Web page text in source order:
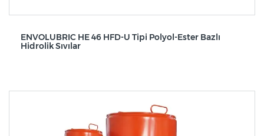
ENVOLUBRIC HE 46 HFD-U Tipi Polyol-Ester Bazlı
Hidrolik Sıvılar